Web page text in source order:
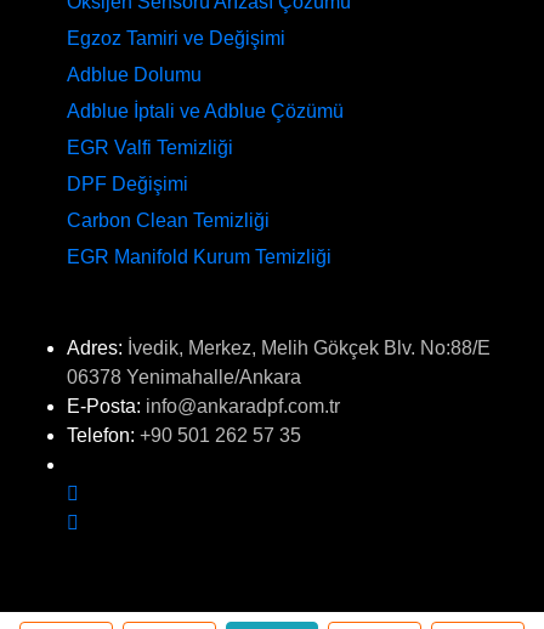
Egzoz Tamiri ve Değişimi
Adblue Dolumu
Adblue İptali ve Adblue Çözümü
EGR Valfi Temizliği
DPF Değişimi
Carbon Clean Temizliği
EGR Manifold Kurum Temizliği
Adres: İvedik, Merkez, Melih Gökçek Blv. No:88/E
06378 Yenimahalle/Ankara
E-Posta: info@ankaradpf.com.tr
Telefon: +90 501 262 57 35